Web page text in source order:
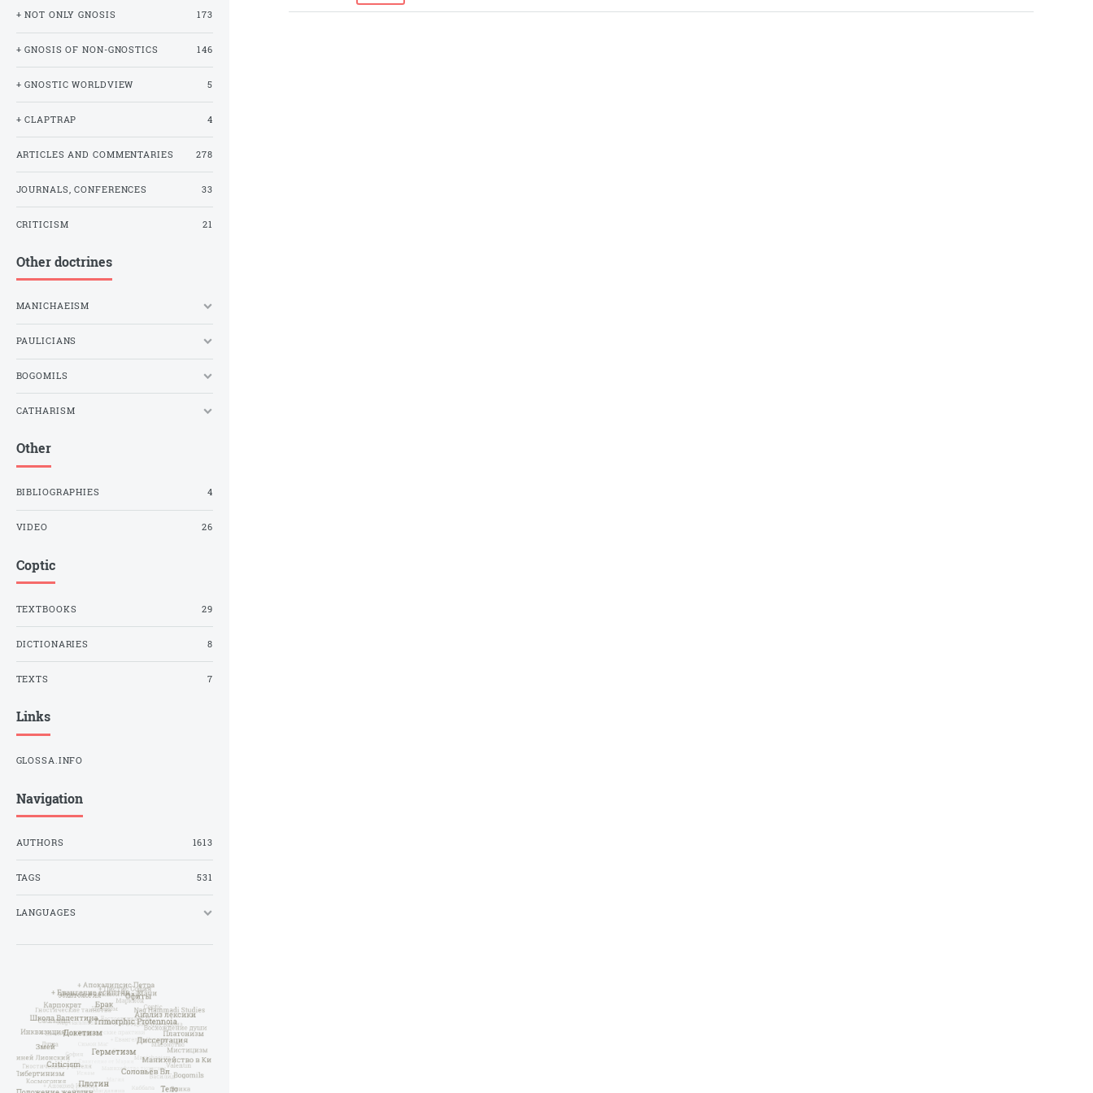
+ NOT ONLY GNOSIS 173
+ GNOSIS OF NON-GNOSTICS 146
+ GNOSTIC WORLDVIEW 5
+ CLAPTRAP 4
ARTICLES AND COMMENTARIES 278
JOURNALS, CONFERENCES 33
CRITICISM 21
Other doctrines
MANICHAEISM
PAULICIANS
BOGOMILS
CATHARISM
Other
BIBLIOGRAPHIES 4
VIDEO 26
Coptic
TEXTBOOKS 29
DICTIONARIES 8
TEXTS 7
Links
GLOSSA.INFO
Navigation
AUTHORS 1613
TAGS 531
LANGUAGES